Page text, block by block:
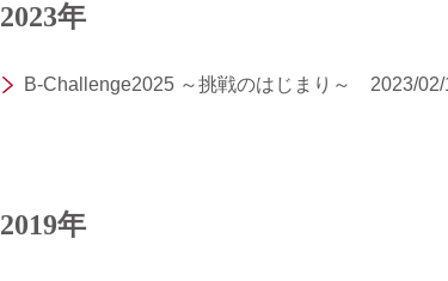
2023年
B-Challenge2025 ～挑戦のはじまり～ 2023/02/
2019年